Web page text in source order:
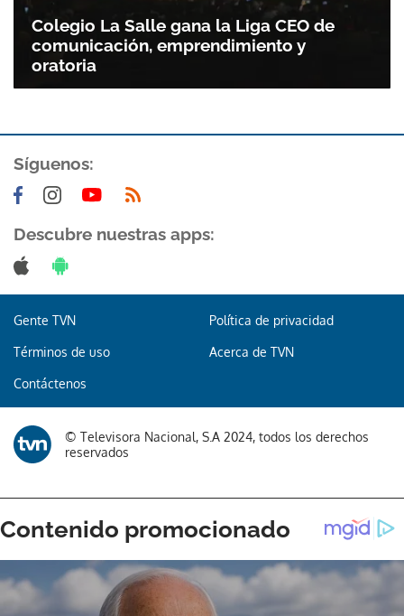
Gracias por suscribirte a nuestro boletín.
Colegio La Salle gana la Liga CEO de
comunicación, emprendimiento y
oratoria
Síguenos:
Descubre nuestras apps:
Gente TVN Política de privacidad
Términos de uso Acerca de TVN
Contáctenos
© Televisora Nacional, S.A 2024, todos los derechos
reservados